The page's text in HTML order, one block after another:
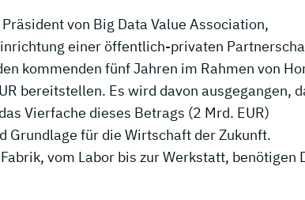
von Big Data Value Association,
einer öffentlich-privaten
kommenden fünf Jahren im Rahmen von
bereitstellen. Es wird davon ausgegangen,
Vierfache dieses Betrags (2 Mrd. EUR)
Grundlage für die Wirtschaft der Zukunft.
vom Labor bis zur Werkstatt, benötigen